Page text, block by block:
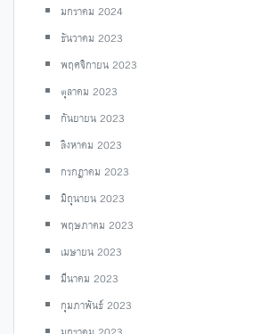
มกราคม 2024
ธันวาคม 2023
พฤศจิกายน 2023
ตุลาคม 2023
กันยายน 2023
สิงหาคม 2023
กรกฎาคม 2023
มิถุนายน 2023
พฤษภาคม 2023
เมษายน 2023
มีนาคม 2023
กุมภาพันธ์ 2023